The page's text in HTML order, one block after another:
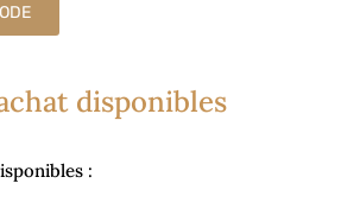
disponibles
: